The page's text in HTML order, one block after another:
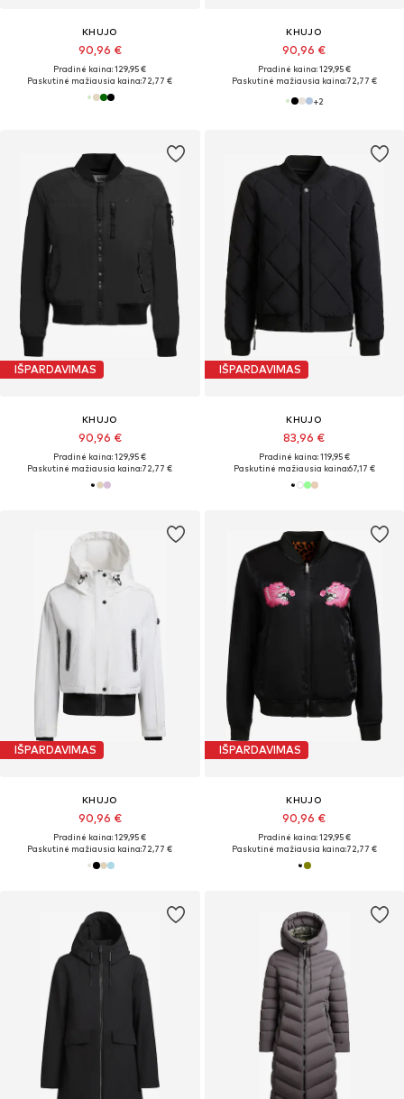
KHUJO
90,96 €
Pradinė kaina: 129,95 €
Paskutinė mažiausia kaina:72,77 €
KHUJO
90,96 €
Pradinė kaina: 129,95 €
Paskutinė mažiausia kaina:72,77 €
+2
IŠPARDAVIMAS
KHUJO
90,96 €
Pradinė kaina: 129,95 €
Paskutinė mažiausia kaina:72,77 €
IŠPARDAVIMAS
KHUJO
83,96 €
Pradinė kaina: 119,95 €
Paskutinė mažiausia kaina:67,17 €
IŠPARDAVIMAS
KHUJO
90,96 €
Pradinė kaina: 129,95 €
Paskutinė mažiausia kaina:72,77 €
IŠPARDAVIMAS
KHUJO
90,96 €
Pradinė kaina: 129,95 €
Paskutinė mažiausia kaina:72,77 €